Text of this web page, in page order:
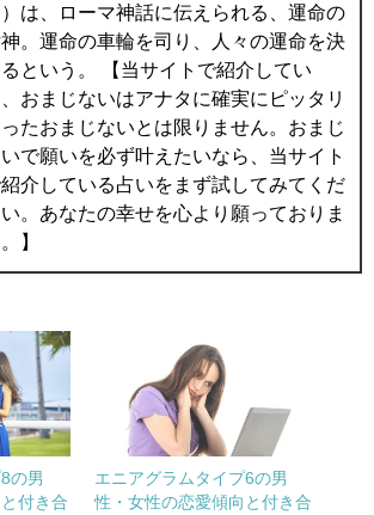
は、ローマ神話に伝えられる、運命の
。運命の車輪を司り、人々の運命を決
という。 【当サイトで紹介してい
おまじないはアナタに確実にピッタリ
たおまじないとは限りません。おまじ
で願いを必ず叶えたいなら、当サイト
介している占いをまず試してみてくだ
。あなたの幸せを心より願っておりま
】
の男
付き合
エニアグラムタイプ6の男
性・女性の恋愛傾向と付き合